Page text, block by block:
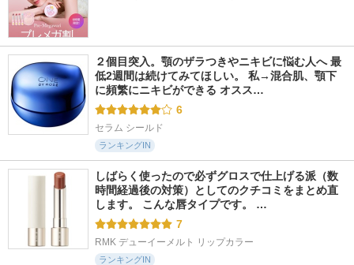
２個目突入。顎のザラつきやニキビに悩む人へ 最
低2週間は続けてみてほしい。 私→混合肌、顎下
に頻繁にニキビができる オスス…
6
セラム シールド
ランキングIN
しばらく使ったので必ずグロスで仕上げる派（数
時間経過後の対策）としてのクチコミをまとめ直
します。 こんな唇タイプです。 …
7
RMK デューイーメルト リップカラー
ランキングIN